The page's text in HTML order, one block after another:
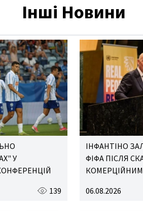
Інші Новини
У
139
ІНФАНТІНО
ФІФА ПІСЛЯ
06.08.2026